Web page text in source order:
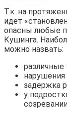
Т.к. на
идет
опасны любые
Кушинга.
можно назвать:
нарушения
задержка
у